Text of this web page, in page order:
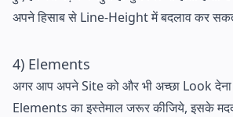
अपने हिसाब से Line-Height में बदलाव कर
4) Elements
अगर आप अपने Site को और भी अच्छा Look
Elements का इस्तेमाल जरूर कीजिये, इसके